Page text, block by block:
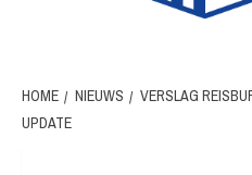
HOME NIEUWS
VERSLAG
UPDATE